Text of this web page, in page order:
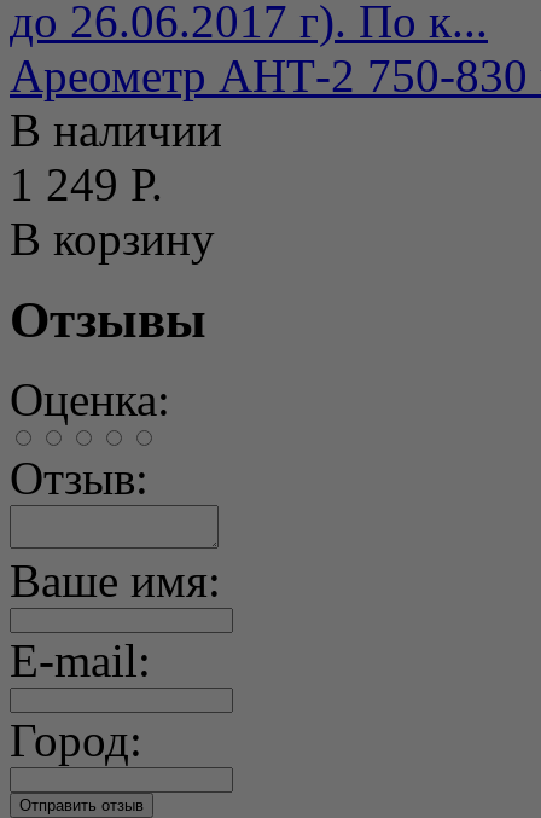
до 26.06.2017 г). По к...
Ареометр АНТ-2 750-830
В наличии
1 249 Р.
В корзину
Отзывы
Оценка:
Отзыв:
Ваше имя:
E-mail:
Город: